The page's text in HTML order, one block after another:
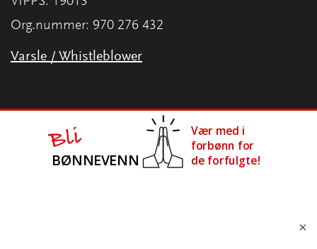
Org.nummer: 970 276 432
Varsle / Whistleblower
×